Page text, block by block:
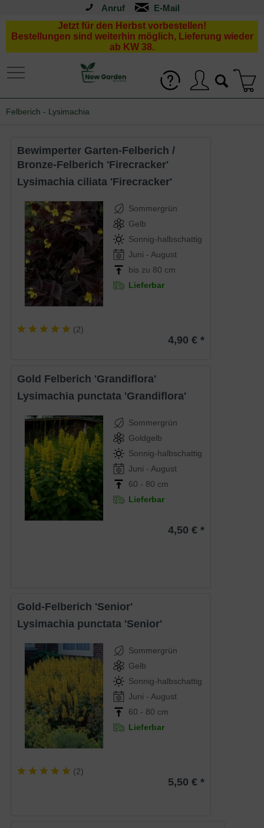
Anruf
Jetzt für den Herbst vorbestellen!
Bestellungen sind weiterhin möglich, Lieferung wieder
ab KW 38.
Felberich - Lysimachia
Bewimperter Garten-Felberich /
Bronze-Felberich 'Firecracker'
Lysimachia ciliata 'Firecracker'
Sommergrün
Gelb
Sonnig-halbschattig
Juni - August
bis zu 80 cm
Lieferbar
(2)
4,90 € *
Gold Felberich 'Grandiflora'
Lysimachia punctata 'Grandiflora'
Sommergrün
Goldgelb
Sonnig-halbschattig
Juni - August
60 - 80 cm
Lieferbar
4,50 € *
Gold-Felberich 'Senior'
Lysimachia punctata 'Senior'
Sommergrün
Gelb
Sonnig-halbschattig
Juni - August
60 - 80 cm
Lieferbar
(2)
5,50 € *